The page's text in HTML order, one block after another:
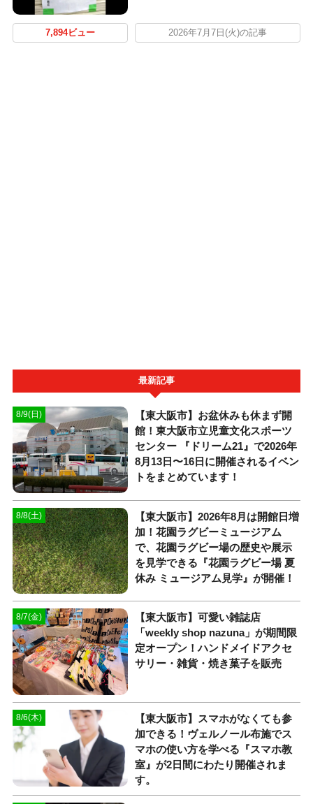
7,894ビュー 2026年7月7日(火)の記事
最新記事
8/9(日)
【東大阪市】お盆休みも休まず開
館！東大阪市立児童文化スポーツ
センター 『ドリーム21』で2026年
8月13日〜16日に開催されるイベン
トをまとめています！
8/8(土)
【東大阪市】2026年8月は開館日増
加！花園ラグビーミュージアム
で、花園ラグビー場の歴史や展示
を見学できる『花園ラグビー場 夏
休み ミュージアム見学』が開催！
8/7(金)
【東大阪市】可愛い雑誌店
「weekly shop nazuna」が期間限
定オープン！ハンドメイドアクセ
サリー・雑貨・焼き菓子を販売
8/6(木)
【東大阪市】スマホがなくても参
加できる！ヴェルノール布施でス
マホの使い方を学べる『スマホ教
室』が2日間にわたり開催されま
す。